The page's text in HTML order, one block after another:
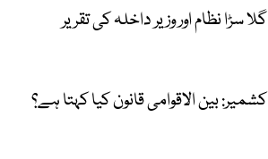
گلا سڑا نظام اور وزیر داخلہ کی تقریر
کشمیر: بین الاقوامی قانون کیا کہتا ہے؟